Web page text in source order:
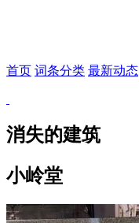
首页 词条分类 最新动态
消失的建筑
小岭堂